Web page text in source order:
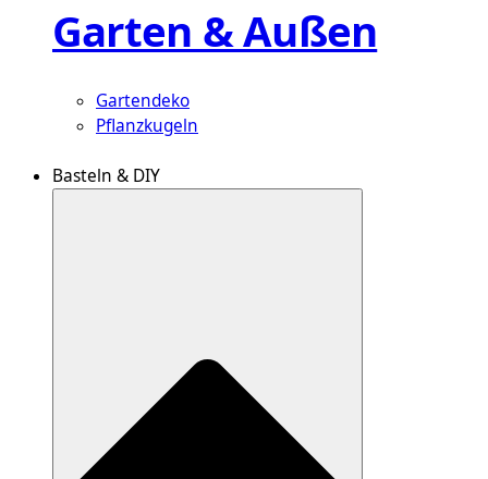
Garten & Außen
Gartendeko
Pflanzkugeln
Basteln & DIY